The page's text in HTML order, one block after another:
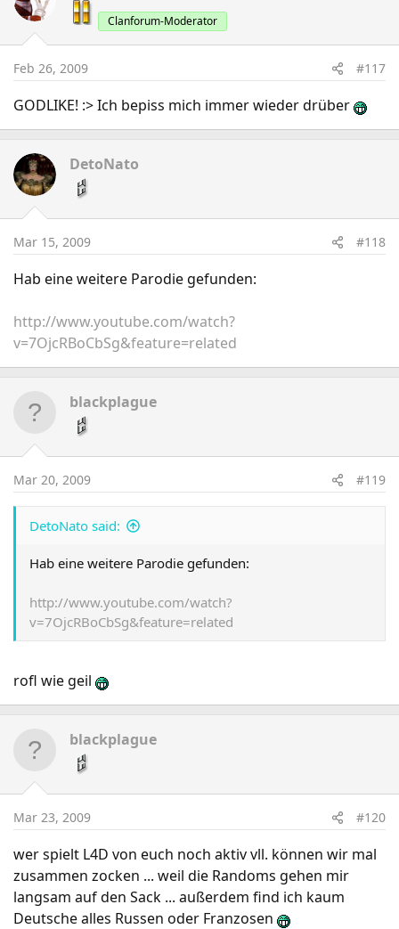
Clanforum-Moderator
Feb 26, 2009 #117
GODLIKE! :> Ich bepiss mich immer wieder drüber
DetoNato
Mar 15, 2009 #118
Hab eine weitere Parodie gefunden:
http://www.youtube.com/watch?
v=7OjcRBoCbSg&feature=related
blackplague
Mar 20, 2009 #119
DetoNato said:
Hab eine weitere Parodie gefunden:
http://www.youtube.com/watch?
v=7OjcRBoCbSg&feature=related
rofl wie geil
blackplague
Mar 23, 2009 #120
wer spielt L4D von euch noch aktiv vll. können wir mal
zusammen zocken ... weil die Randoms gehen mir
langsam auf den Sack ... außerdem find ich kaum
Deutsche alles Russen oder Franzosen